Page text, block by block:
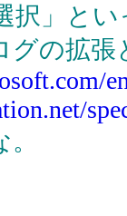
択」と
グの拡張